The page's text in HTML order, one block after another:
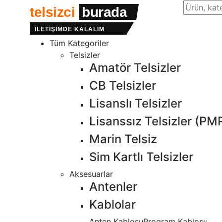
telsizci burada
İLETİŞİMDE KALALIM
Site
Tüm Kategoriler
Telsizler
Amatör Telsizler
CB Telsizler
Lisanslı Telsizler
Lisanssız Telsizler
Marin Telsiz
Sim Kartlı Telsizler
Aksesuarlar
Antenler
Kablolar